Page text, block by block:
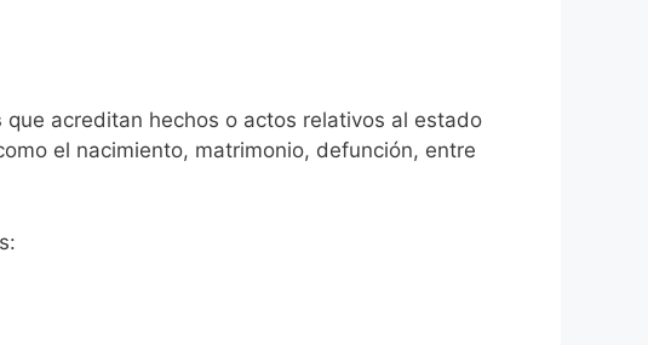
que acreditan hechos o actos relativos al estado
el nacimiento, matrimonio, defunción, entre